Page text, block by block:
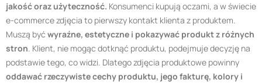
jakość oraz użyteczność. Konsumenci kupują oczami, a w świecie
e-commerce zdjęcia to pierwszy kontakt klienta z produktem.
Muszą być wyraźne, estetyczne i pokazywać produkt z różnych
stron. Klient, nie mogąc dotknąć produktu, podejmuje decyzję na
podstawie tego, co widzi. Dlatego zdjęcia produktowe powinny
oddawać rzeczywiste cechy produktu, jego fakturę, kolory i